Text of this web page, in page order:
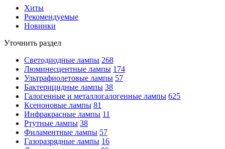
Хиты
Рекомендуемые
Новинки
Уточнить раздел
Светодиодные лампы 268
Люминесцентные лампы 174
Ультрафиолетовые лампы 57
Бактерицидные лампы 38
Галогенные и металлогалогенные лампы 625
Ксеноновые лампы 81
Инфракрасные лампы 11
Ртутные лампы 38
Филаментные лампы 57
Газоразрядные лампы 16